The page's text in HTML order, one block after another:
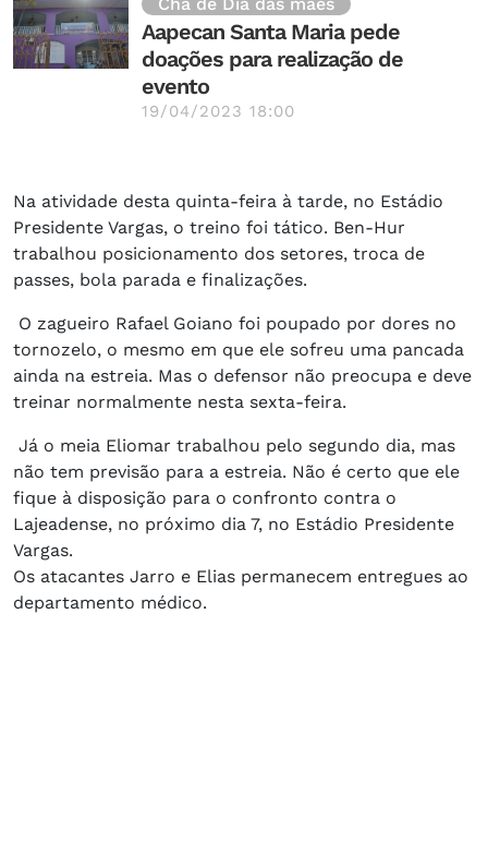
Aapecan Santa Maria pede
doações para realização de
evento
19/04/2023 18:00
Na atividade desta quinta-feira à tarde, no Estádio
Presidente Vargas, o treino foi tático. Ben-Hur
trabalhou posicionamento dos setores, troca de
passes, bola parada e finalizações.
O zagueiro Rafael Goiano foi poupado por dores no
tornozelo, o mesmo em que ele sofreu uma pancada
ainda na estreia. Mas o defensor não preocupa e deve
treinar normalmente nesta sexta-feira.
Já o meia Eliomar trabalhou pelo segundo dia, mas
não tem previsão para a estreia. Não é certo que ele
fique à disposição para o confronto contra o
Lajeadense, no próximo dia 7, no Estádio Presidente
Vargas.
Os atacantes Jarro e Elias permanecem entregues ao
departamento médico.